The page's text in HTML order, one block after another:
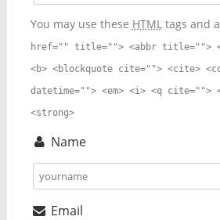
You may use these HTMLtags and
href="" title=""> <abbr title="">
<b> <blockquote cite=""> <cite>
datetime=""> <em> <i> <q cite="">
<strong>
Name
Email